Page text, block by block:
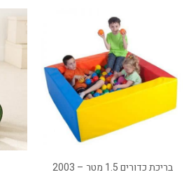
בריכת כדורים 1.5 מטר – 2003